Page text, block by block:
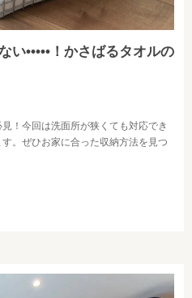
•••••！かさばるタオルの
！今回は洗面所が狭くても対応でき
。ぜひお家に合った収納方法を見つ